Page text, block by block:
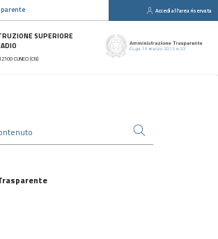
Accedi all'area riservata
SUPERIORE
CUNEO (CN)